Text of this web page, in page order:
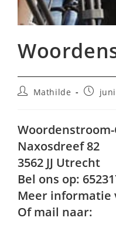
BerichtMathilde
Bericht
Naxosdreef 82
3562 JJ Utrecht
Bel ons op:
Meer informatie
Of mail naar: